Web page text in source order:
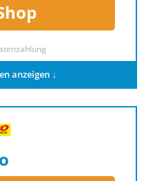
anzeigen ↓